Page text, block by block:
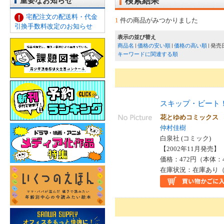
宅配注文の配送料・代金
引換手数料改定のお知らせ
1 件の商品がみつかりました
表示の並び替え
商品名
価格の安い順 価格の高い順 発売
キーワードに関連する順
スキップ・ビー
花とゆめコミック
仲村佳樹
白泉社 (コミック)
【2002年11月発売
価格：472円（本体
在庫状況：在庫あり